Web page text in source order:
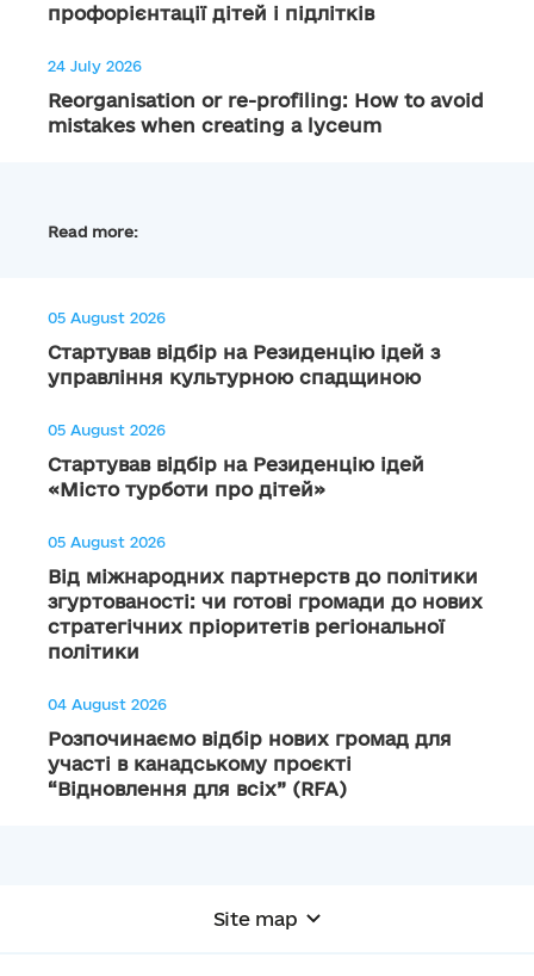
профорієнтації дітей і підлітків
24 July 2026
Reorganisation or re-profiling: How to avoid
mistakes when creating a lyceum
Read more:
05 August 2026
Стартував відбір на Резиденцію ідей з
управління культурною спадщиною
05 August 2026
Стартував відбір на Резиденцію ідей
«Місто турботи про дітей»
05 August 2026
Від міжнародних партнерств до політики
згуртованості: чи готові громади до нових
стратегічних пріоритетів регіональної
політики
04 August 2026
Розпочинаємо відбір нових громад для
участі в канадському проєкті
“Відновлення для всіх” (RFA)
Site map